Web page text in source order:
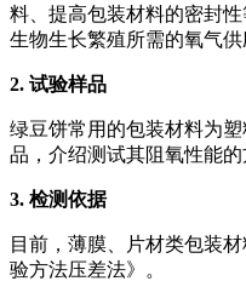
料、提高包装材料的密封
生物生长繁殖所需的氧气
2. 试验样品
绿豆饼常用的包装材料为
品，介绍测试其阻氧性能的
3. 检测依据
目前，薄膜、片材类包装
验方法压差法》。